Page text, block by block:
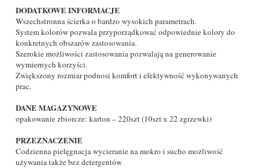
DODATKOWE INFORMACJE
Wszechstronna ścierka o bardzo wysokich parametrach.
System kolorów pozwala przyporządkować odpowiednie kolory do
konkretnych obszarów zastosowania.
Szerokie możliwości zastosowania pozwalają na generowanie
wymiernych korzyści.
Zwiększony rozmiar podnosi komfort i efektywność wykonywanych
prac.
DANE MAGAZYNOWE
opakowanie zbiorcze: karton – 220szt (10szt x 22 zgrzewki)
PRZEZNACZENIE
Codzienna pielęgnacja wycieranie na mokro i sucho możliwość
używania także bez detergentów